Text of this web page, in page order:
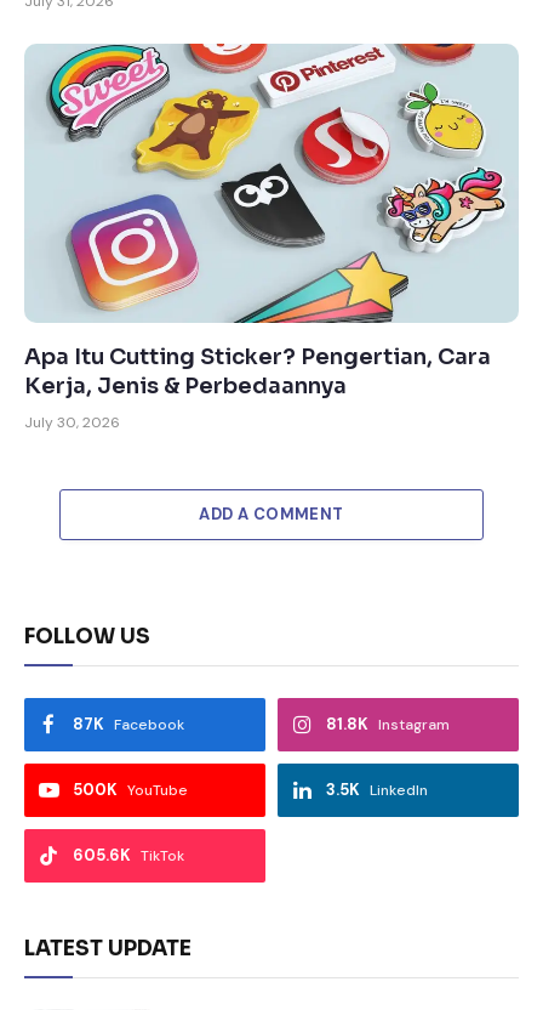
Apa Itu Cutting Sticker? Pengertian, Cara
Kerja, Jenis & Perbedaannya
July 30, 2026
ADD A COMMENT
FOLLOW US
Facebook
87K Instagram
81.8K
YouTube
500K LinkedIn
3.5K
TikTok
605.6K
LATEST UPDATE